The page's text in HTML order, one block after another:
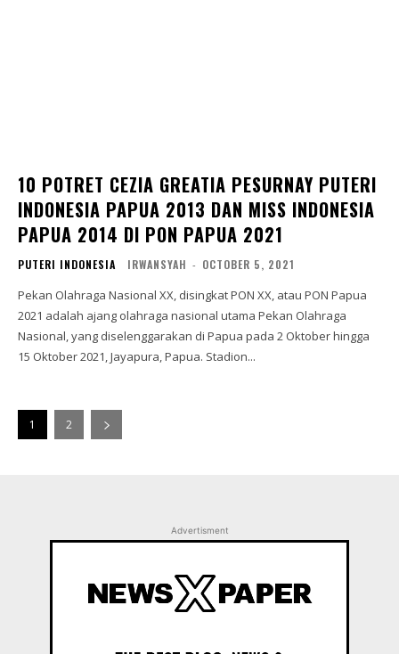
10 POTRET CEZIA GREATIA PESURNAY PUTERI
INDONESIA PAPUA 2013 DAN MISS INDONESIA
PAPUA 2014 DI PON PAPUA 2021
PUTERI INDONESIA IRWANSYAH - OCTOBER 5, 2021
Pekan Olahraga Nasional XX, disingkat PON XX, atau PON Papua
2021 adalah ajang olahraga nasional utama Pekan Olahraga
Nasional, yang diselenggarakan di Papua pada 2 Oktober hingga
15 Oktober 2021, Jayapura, Papua. Stadion...
1 2
Advertisment